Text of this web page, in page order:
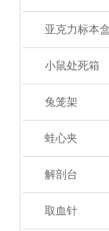
亚克力标本盒
小鼠处死箱
兔笼架
蛙心夹
解剖台
取血针